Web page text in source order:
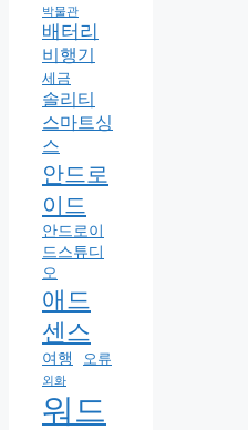
박물관
배터리
비행기
세금
솔리티
스마트싱
스
안드로
이드
안드로이
드스튜디
오
애드
센스
여행 오류
외화
워드